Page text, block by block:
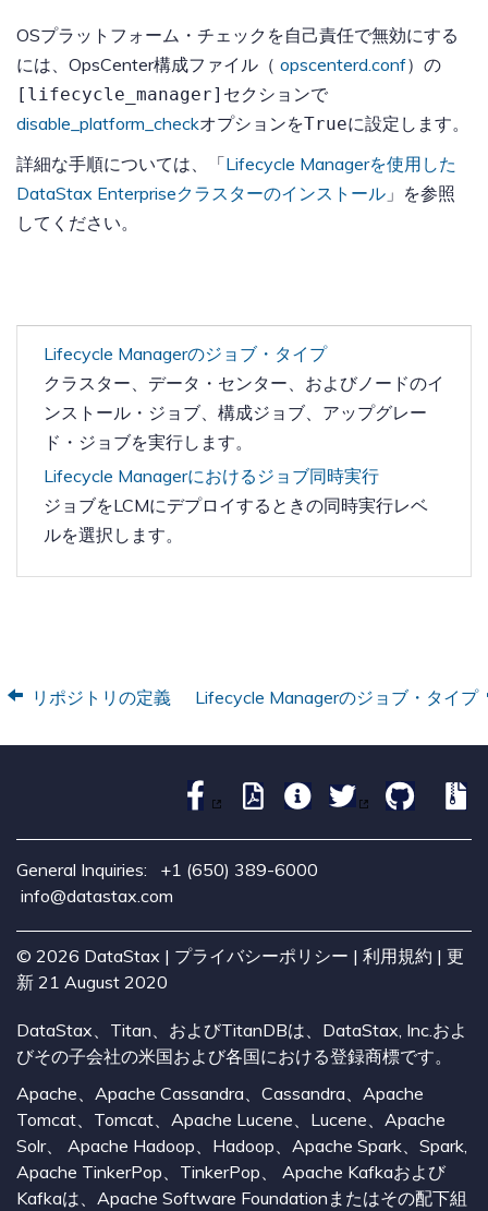
OSプラットフォーム・チェックを自己責任で無効にする
には、OpsCenter構成ファイル（ opscenterd.conf）の
[lifecycle_manager] セクションで
disable_platform_checkオプションをTrueに設定します。
詳細な手順については、「Lifecycle Managerを使用した
DataStax Enterpriseクラスターのインストール 」を参照
してください。
Lifecycle Managerのジョブ・タイプ
クラスター、データ・センター、およびノードのイ
ンストール・ジョブ、構成ジョブ、アップグレー
ド・ジョブを実行します。
Lifecycle Managerにおけるジョブ同時実行
ジョブをLCMにデプロイするときの同時実行レベ
ルを選択します。
リポジトリの定義 Lifecycle Managerのジョブ・タイプ
General Inquiries: +1 (650) 389-6000
info@datastax.com
© 2026 DataStax | プライバシーポリシー | 利用規約 | 更
新 21 August 2020
DataStax、Titan、およびTitanDBは、DataStax, Inc.およ
びその子会社の米国および各国における登録商標です。
Apache、Apache Cassandra、Cassandra、Apache
Tomcat、Tomcat、Apache Lucene、Lucene、Apache
Solr、 Apache Hadoop、Hadoop、Apache Spark、Spark,
Apache TinkerPop、TinkerPop、 Apache Kafkaおよび
Kafkaは、Apache Software Foundationまたはその配下組